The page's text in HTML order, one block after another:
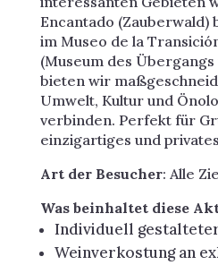
Encantado (Zauberwald)
im Museo de la
(Museum des
bieten wir
Umwelt, Kultur und
verbinden. Perfekt für
einzigartiges und
Art der Besucher: Alle
Was beinhaltet diese
Individuell
Weinverkostung an